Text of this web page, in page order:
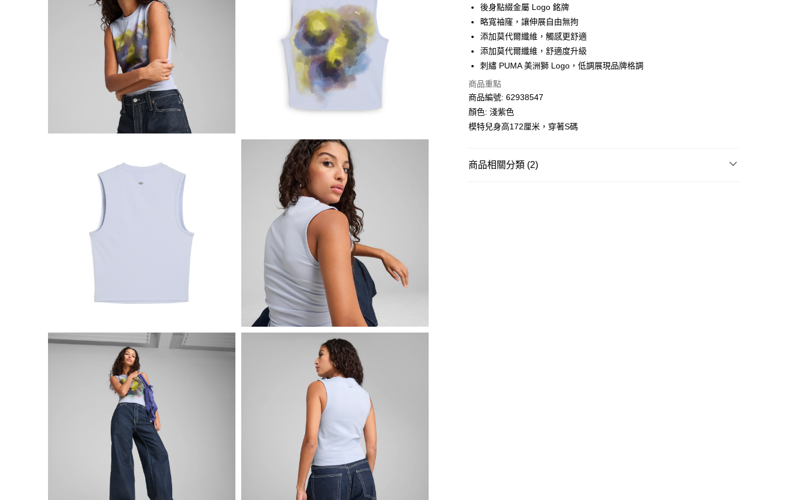
Alipay, PayMe, WeChat Pay, UnionPay, FPS
送貨方式
單筆訂單淨值滿$399可享免運費優惠
每筆HK$30.00，滿HK$399.00或以上免運費
滿$599可享澳門免運費優惠
後身點綴金屬 Logo 銘牌
略寬袖窿，讓伸展自由無拘
添加莫代爾纖維，觸感更舒適
添加莫代爾纖維，舒適度升級
刺繡 PUMA 美洲獅 Logo，低調展現品牌格調
商品重點
商品編號: 62938547
顏色: 淺紫色
模特兒身高172厘米，穿著S碼
商品相關分類 (2)